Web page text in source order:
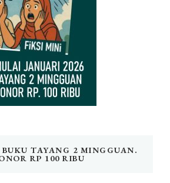
BUKU TAYANG 2 MINGGUAN.
RP 100 RIBU